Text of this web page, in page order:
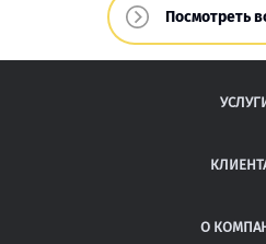
Посмотреть
ДИПЛОМНЫЕ
О